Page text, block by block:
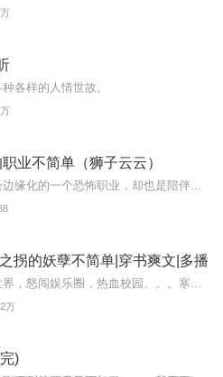
各样的人情世故。
业不简单（狮子云云）
拐的妖孽不简单|穿书爽文|多播
万
)